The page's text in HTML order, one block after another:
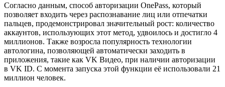
Согласно данным, способ авторизации OnePass, который
позволяет входить через распознавание лиц или отпечатки
пальцев, продемонстрировал значительный рост: количество
аккаунтов, использующих этот метод, удвоилось и достигло 4
миллионов. Также возросла популярность технологии
автологина, позволяющей автоматически заходить в
приложения, такие как VK Видео, при наличии авторизации
в VK ID. С момента запуска этой функции её использовали 21
миллион человек.